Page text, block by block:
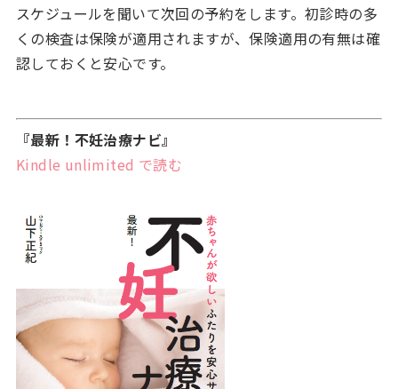
スケジュールを聞いて次回の予約をします。初診時の多
くの検査は保険が適用されますが、保険適用の有無は確
認しておくと安心です。
『最新！不妊治療ナビ』
Kindle unlimited で読む